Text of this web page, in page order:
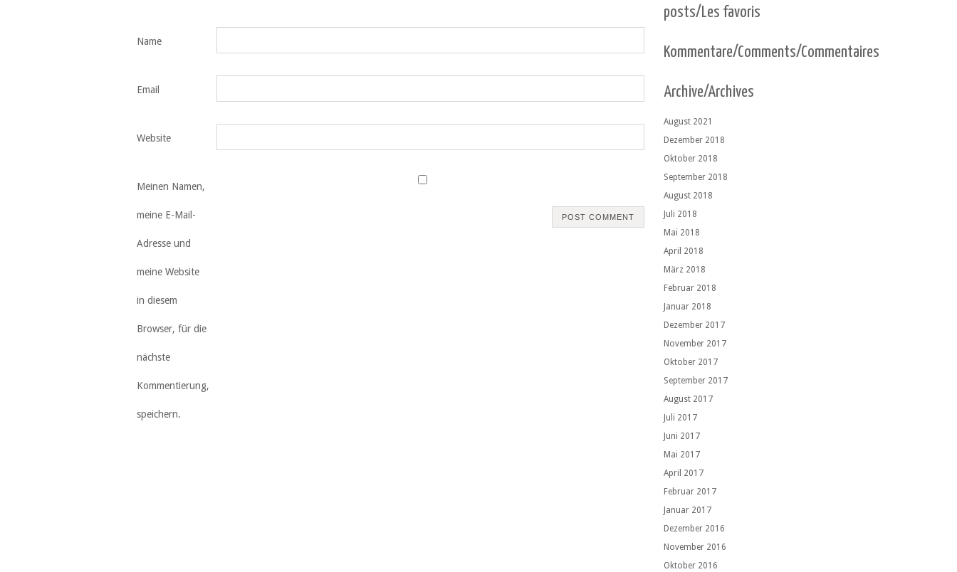
Name
Email
Website
Meinen Namen,
meine E-Mail-
Adresse und
meine Website
in diesem
Browser, für die
nächste
Kommentierung,
speichern.
posts/Les favoris
Kommentare/Comments/Commentaires
Archive/Archives
August 2021
Dezember 2018
Oktober 2018
September 2018
August 2018
Juli 2018
Mai 2018
April 2018
März 2018
Februar 2018
Januar 2018
Dezember 2017
November 2017
Oktober 2017
September 2017
August 2017
Juli 2017
Juni 2017
Mai 2017
April 2017
Februar 2017
Januar 2017
Dezember 2016
November 2016
Oktober 2016